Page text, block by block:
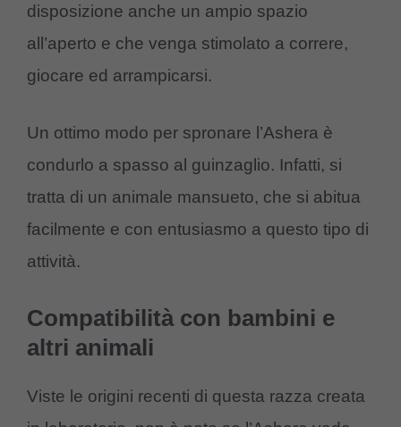
disposizione anche un ampio spazio
all’aperto e che venga stimolato a correre,
giocare ed arrampicarsi.
Un ottimo modo per spronare l’Ashera è
condurlo a spasso al guinzaglio. Infatti, si
tratta di un animale mansueto, che si abitua
facilmente e con entusiasmo a questo tipo di
attività.
Compatibilità con bambini e
altri animali
Viste le origini recenti di questa razza creata